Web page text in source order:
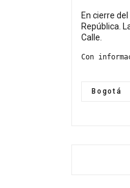
En cierre
República.
Calle.
Con
Bogotá